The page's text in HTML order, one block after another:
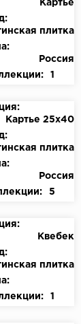
Картье
плитка
Россия
1
Картье 25х40
плитка
Россия
5
Квебек
плитка
1